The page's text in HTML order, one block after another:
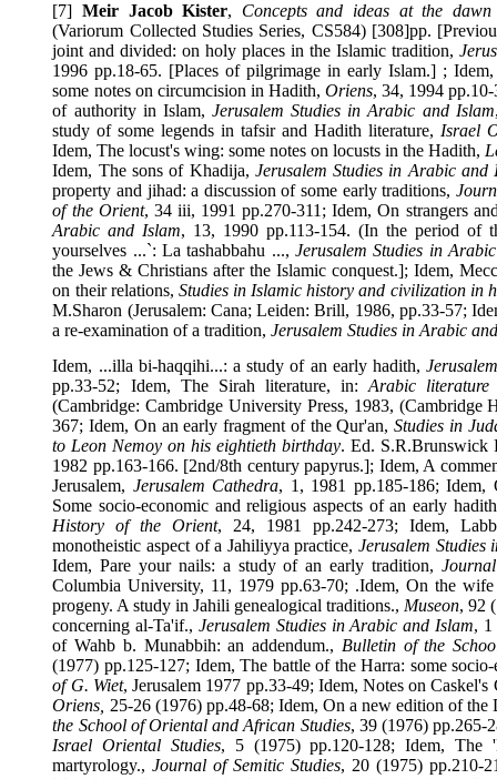
[7] Meir Jacob Kister,Concepts and ideas at the
(Variorum Collected Studies Series, CS584) [308]pp.
joint and divided: on holy places in the Islamic tradition,
1996 pp.18-65. [Places of pilgrimage in early Islam.] ;
some notes on circumcision in Hadith,Oriens, 34, 1994
of authority in Islam,Jerusalem Studies in Arabic and
study of some legends in tafsir and Hadith literature,
Idem, The locust's wing: some notes on locusts in the
Idem, The sons of Khadija,Jerusalem Studies in Arabic
property and jihad: a discussion of some early traditions,
of the Orient, 34 iii, 1991 pp.270-311; Idem, On
Arabic and Islam, 13, 1990 pp.113-154. (In the period
yourselves ...`: La tashabbahu ...,Jerusalem Studies in
the Jews & Christians after the Islamic conquest.]; Idem,
on their relations,Studies in Islamic history and civilization
M.Sharon (Jerusalem: Cana;Leiden: Brill, 1986, pp.33-57;
a re-examination of a tradition,Jerusalem Studies in Arabic
Idem, ...illa bi-haqqihi...: a study of an early hadith,
pp.33-52; Idem, The Sirah literature, in:Arabic
(Cambridge: Cambridge University Press, 1983,
367; Idem, On an early fragment of the Qur'an,Studies in
to Leon Nemoy on his eightieth birthday. Ed.
1982 pp.163-166. [2nd/8th century papyrus.]; Idem, A
Jerusalem,Jerusalem Cathedra, 1, 1981 pp.185-186;
Some socio-economic and religious aspects of an early
History of the Orient, 24, 1981 pp.242-273; Idem,
monotheistic aspect of a Jahiliyya practice,Jerusalem
Idem, Pare your nails: a study of an early tradition,
ColumbiaUniversity, 11, 1979 pp.63-70; .Idem, On the
progeny. A study in Jahili genealogical traditions.,Museon,
concerning al-Ta'if.,Jerusalem Studies in Arabic and Islam
of Wahb b. Munabbih: an addendum.,Bulletin of the
(1977) pp.125-127; Idem, The battle of the Harra: some
of G. Wiet, Jerusalem 1977 pp.33-49; Idem, Notes on
Oriens,25-26 (1976) pp.48-68; Idem, On a new edition of
the School of Oriental and African Studies, 39 (1976)
Israel Oriental Studies, 5 (1975) pp.120-128; Idem,
martyrology.,Journal of Semitic Studies, 20 (1975)